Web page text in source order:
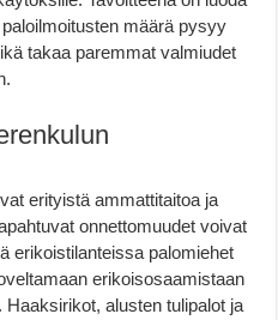
määrä pysyy
takaa paremmat valmiudet
erityistä ammattitaitoa ja
onnettomuudet voivat
erikoistilanteissa palomiehet
erikoisosaamistaan
alusten tulipalot ja